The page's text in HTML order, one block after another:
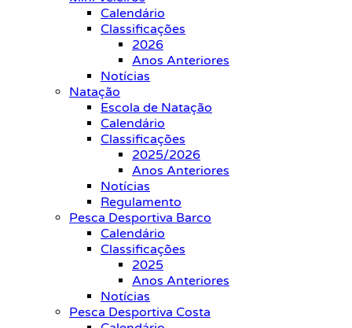
Calendário
Classificações
2026
Anos Anteriores
Notícias
Natação
Escola de Natação
Calendário
Classificações
2025/2026
Anos Anteriores
Notícias
Regulamento
Pesca Desportiva Barco
Calendário
Classificações
2025
Anos Anteriores
Notícias
Pesca Desportiva Costa